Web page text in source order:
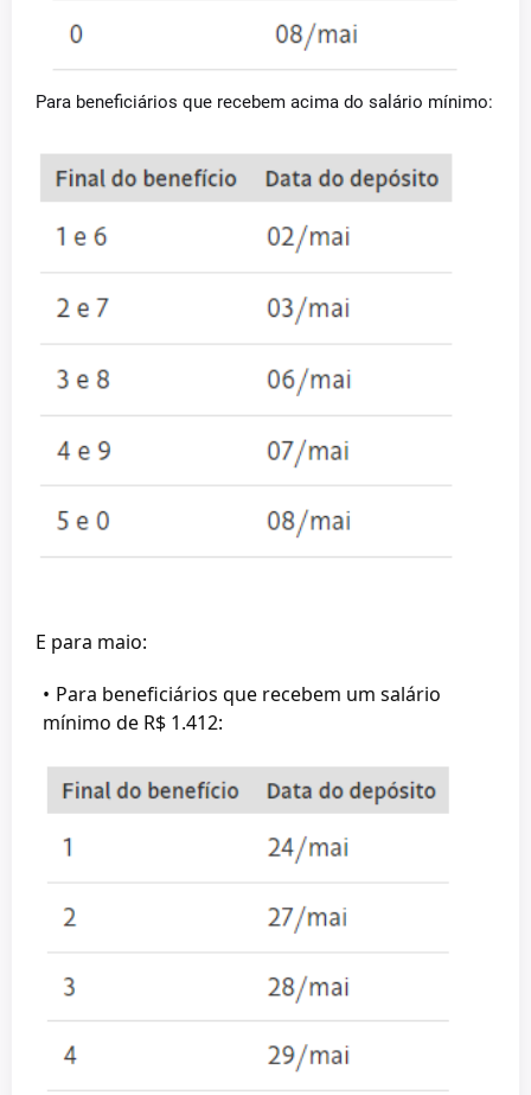
Para beneficiários que recebem acima do salário mínimo:
E para maio:
Para beneficiários que recebem um salário
mínimo de R$ 1.412: